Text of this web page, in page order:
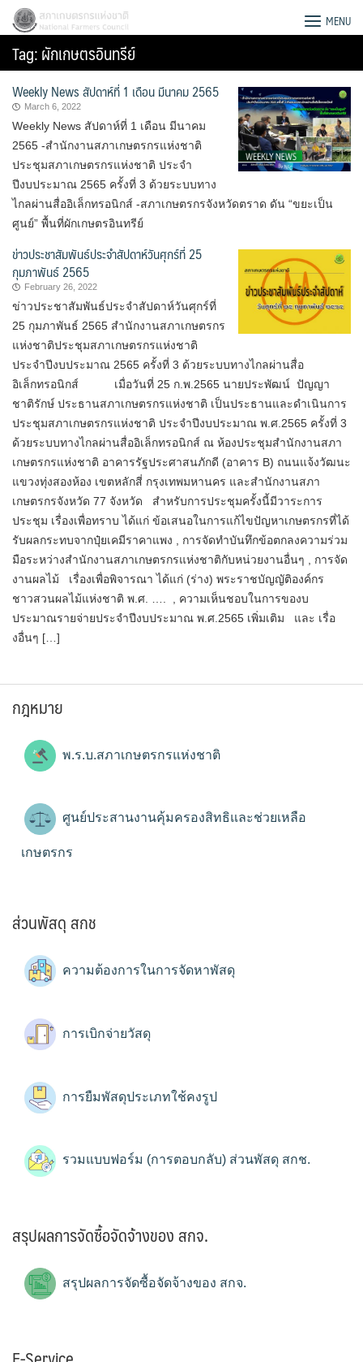
Skip
content
Search
for:
สภาเกษตรกรแห่งชาติ MENU
Tag:ผักเกษตรอินทรีย์
Weekly News สัปดาห์ที่ 1 เดือน มีนาคม 2565
March 6, 2022
Weekly News สัปดาห์ที่ 1 เดือน มีนาคม
2565 -สำนักงานสภาเกษตรกรแห่งชาติ
ประชุมสภาเกษตรกรแห่งชาติ ประจำ
ปีงบประมาณ 2565 ครั้งที่ 3 ด้วยระบบทาง
ไกลผ่านสื่ออิเล็กทรอนิกส์ -สภาเกษตรกรจังหวัดตราด ดัน “ขยะเป็น
ศูนย์” พื้นที่ผักเกษตรอินทรีย์
ข่าวประชาสัมพันธ์ประจำสัปดาห์วันศุกร์ที่ 25
กุมภาพันธ์ 2565
February 26, 2022
ข่าวประชาสัมพันธ์ประจำสัปดาห์วันศุกร์ที่
25 กุมภาพันธ์ 2565 สำนักงานสภาเกษตรกร
แห่งชาติประชุมสภาเกษตรกรแห่งชาติ
ประจำปีงบประมาณ 2565 ครั้งที่ 3 ด้วยระบบทางไกลผ่านสื่อ
อิเล็กทรอนิกส์ เมื่อวันที่ 25 ก.พ.2565 นายประพัฒน์ ปัญญา
ชาติรักษ์ ประธานสภาเกษตรกรแห่งชาติ เป็นประธานและดำเนินการ
ประชุมสภาเกษตรกรแห่งชาติ ประจำปีงบประมาณ พ.ศ.2565 ครั้งที่ 3
ด้วยระบบทางไกลผ่านสื่ออิเล็กทรอนิกส์ ณ ห้องประชุมสำนักงานสภา
เกษตรกรแห่งชาติ อาคารรัฐประศาสนภักดี (อาคาร B) ถนนแจ้งวัฒนะ
แขวงทุ่งสองห้อง เขตหลักสี่ กรุงเทพมหานคร และสำนักงานสภา
เกษตรกรจังหวัด 77 จังหวัด สำหรับการประชุมครั้งนี้มีวาระการ
ประชุม เรื่องเพื่อทราบ ได้แก่ ข้อเสนอในการแก้ไขปัญหาเกษตรกรที่ได้
รับผลกระทบจากปุ๋ยเคมีราคาแพง , การจัดทำบันทึกข้อตกลงความร่วม
มือระหว่างสำนักงานสภาเกษตรกรแห่งชาติกับหน่วยงานอื่นๆ , การจัด
งานผลไม้ เรื่องเพื่อพิจารณา ได้แก่ (ร่าง) พระราชบัญญัติองค์กร
ชาวสวนผลไม้แห่งชาติ พ.ศ. …. , ความเห็นชอบในการของบ
ประมาณรายจ่ายประจำปีงบประมาณ พ.ศ.2565 เพิ่มเติม และ เรื่อ
งอื่นๆ […]
กฎหมาย
พ.ร.บ.สภาเกษตรกรแห่งชาติ
ศูนย์ประสานงานคุ้มครองสิทธิและช่วยเหลือ
เกษตรกร
ส่วนพัสดุ สกช
ความต้องการในการจัดหาพัสดุ
การเบิกจ่ายวัสดุ
การยืมพัสดุประเภทใช้คงรูป
รวมแบบฟอร์ม (การตอบกลับ) ส่วนพัสดุ สกช.
สรุปผลการจัดซื้อจัดจ้างของ สกจ.
สรุปผลการจัดซื้อจัดจ้างของ สกจ.